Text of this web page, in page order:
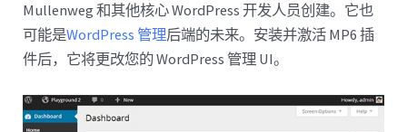
Mullenweg 和其他核心 WordPress 开发人员创建。它也
可能是WordPress 管理后端的未来。安装并激活 MP6 插
件后，它将更改您的 WordPress 管理 UI。